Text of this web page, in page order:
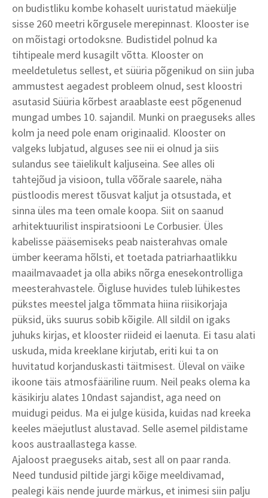
on budistliku kombe kohaselt uuristatud mäekülje
sisse 260 meetri kõrgusele merepinnast. Klooster ise
on mõistagi ortodoksne. Budistidel polnud ka
tihtipeale merd kusagilt võtta. Klooster on
meeldetuletus sellest, et süüria põgenikud on siin juba
ammustest aegadest probleem olnud, sest kloostri
asutasid Süüria kõrbest araablaste eest põgenenud
mungad umbes 10. sajandil. Munki on praeguseks alles
kolm ja need pole enam originaalid. Klooster on
valgeks lubjatud, alguses see nii ei olnud ja siis
sulandus see täielikult kaljuseina. See alles oli
tahtejõud ja visioon, tulla võõrale saarele, näha
püstloodis merest tõusvat kaljut ja otsustada, et
sinna üles ma teen omale koopa. Siit on saanud
arhitektuurilist inspiratsiooni Le Corbusier. Üles
kabelisse pääsemiseks peab naisterahvas omale
ümber keerama hõlsti, et toetada patriarhaatlikku
maailmavaadet ja olla abiks nõrga enesekontrolliga
meesterahvastele. Õigluse huvides tuleb lühikestes
pükstes meestel jalga tõmmata hiina riisikorjaja
püksid, üks suurus sobib kõigile. All sildil on igaks
juhuks kirjas, et klooster riideid ei laenuta. Ei tasu alati
uskuda, mida kreeklane kirjutab, eriti kui ta on
huvitatud korjanduskasti täitmisest. Üleval on väike
ikoone täis atmosfääriline ruum. Neil peaks olema ka
käsikirju alates 10ndast sajandist, aga need on
muidugi peidus. Ma ei julge küsida, kuidas nad kreeka
keeles mäejutlust alustavad. Selle asemel pildistame
koos austraallastega kasse.
Ajaloost praeguseks aitab, sest all on paar randa.
Need tundusid piltide järgi kõige meeldivamad,
pealegi käis nende juurde märkus, et inimesi siin palju